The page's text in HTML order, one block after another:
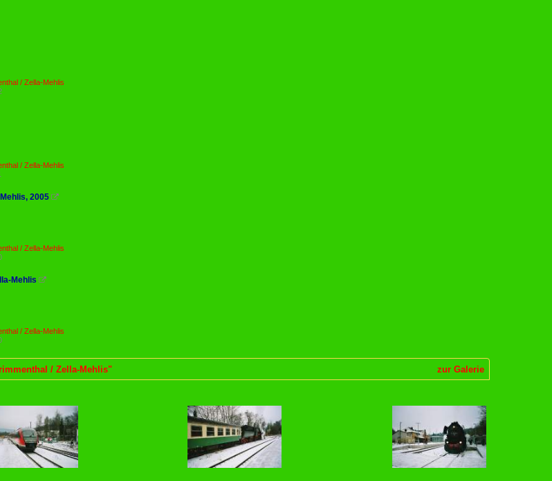
/ Zella-Mehlis
/ Zella-Mehlis
2005 
/ Zella-Mehlis
Mehlis 
/ Zella-Mehlis
zur Galerie
/ Zella-Mehlis"